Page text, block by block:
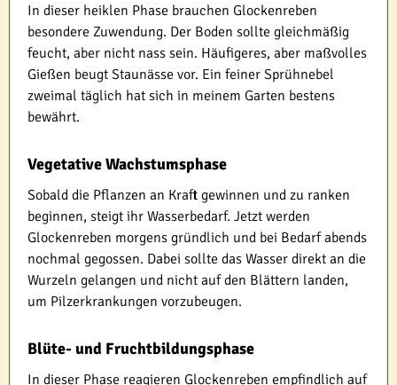
In dieser heiklen Phase brauchen Glockenreben
besondere Zuwendung. Der Boden sollte gleichmäßig
feucht, aber nicht nass sein. Häufigeres, aber maßvolles
Gießen beugt Staunässe vor. Ein feiner Sprühnebel
zweimal täglich hat sich in meinem Garten bestens
bewährt.
Vegetative Wachstumsphase
Sobald die Pflanzen an Kraft gewinnen und zu ranken
beginnen, steigt ihr Wasserbedarf. Jetzt werden
Glockenreben morgens gründlich und bei Bedarf abends
nochmal gegossen. Dabei sollte das Wasser direkt an die
Wurzeln gelangen und nicht auf den Blättern landen,
um Pilzerkrankungen vorzubeugen.
Blüte- und Fruchtbildungsphase
In dieser Phase reagieren Glockenreben empfindlich auf